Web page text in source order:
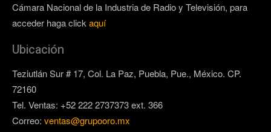
Cámara Nacional de la Industria de Radio y Televisión, para
acceder haga click aquí
Ubicación
Teziutlán Sur # 17, Col. La Paz, Puebla, Pue., México. CP.
72160
Tel. Ventas: +52 222 2737373 ext. 366
Correo: ventas@grupooro.mx